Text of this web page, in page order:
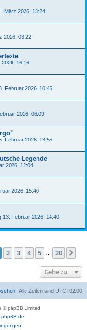
März 2026, 13:24
2026, 03:22
2026, 16:16
Februar 2026, 10:46
2026, 06:09
Februar 2026, 13:55
Legende
2026, 12:04
2026, 15:40
13. Februar 2026, 14:40
1von 20
2 3 4 5 20
Gehe zu
Alle Zeiten sind UTC+02:00
© phpBB Limited
phpBB.de